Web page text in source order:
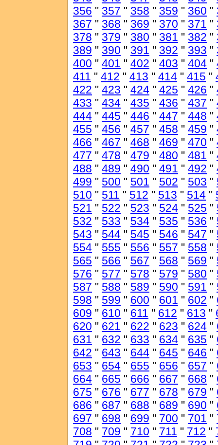
356 " 357 " 358 " 359 " 360 "
367 " 368 " 369 " 370 " 371 "
378 " 379 " 380 " 381 " 382 "
389 " 390 " 391 " 392 " 393 "
400 " 401 " 402 " 403 " 404 "
411 " 412 " 413 " 414 " 415 "
422 " 423 " 424 " 425 " 426 "
433 " 434 " 435 " 436 " 437 "
444 " 445 " 446 " 447 " 448 "
455 " 456 " 457 " 458 " 459 "
466 " 467 " 468 " 469 " 470 "
477 " 478 " 479 " 480 " 481 "
488 " 489 " 490 " 491 " 492 "
499 " 500 " 501 " 502 " 503 "
510 " 511 " 512 " 513 " 514 "
521 " 522 " 523 " 524 " 525 "
532 " 533 " 534 " 535 " 536 "
543 " 544 " 545 " 546 " 547 "
554 " 555 " 556 " 557 " 558 "
565 " 566 " 567 " 568 " 569 "
576 " 577 " 578 " 579 " 580 "
587 " 588 " 589 " 590 " 591 "
598 " 599 " 600 " 601 " 602 "
609 " 610 " 611 " 612 " 613 "
620 " 621 " 622 " 623 " 624 "
631 " 632 " 633 " 634 " 635 "
642 " 643 " 644 " 645 " 646 "
653 " 654 " 655 " 656 " 657 "
664 " 665 " 666 " 667 " 668 "
675 " 676 " 677 " 678 " 679 "
686 " 687 " 688 " 689 " 690 "
697 " 698 " 699 " 700 " 701 "
708 " 709 " 710 " 711 " 712 "